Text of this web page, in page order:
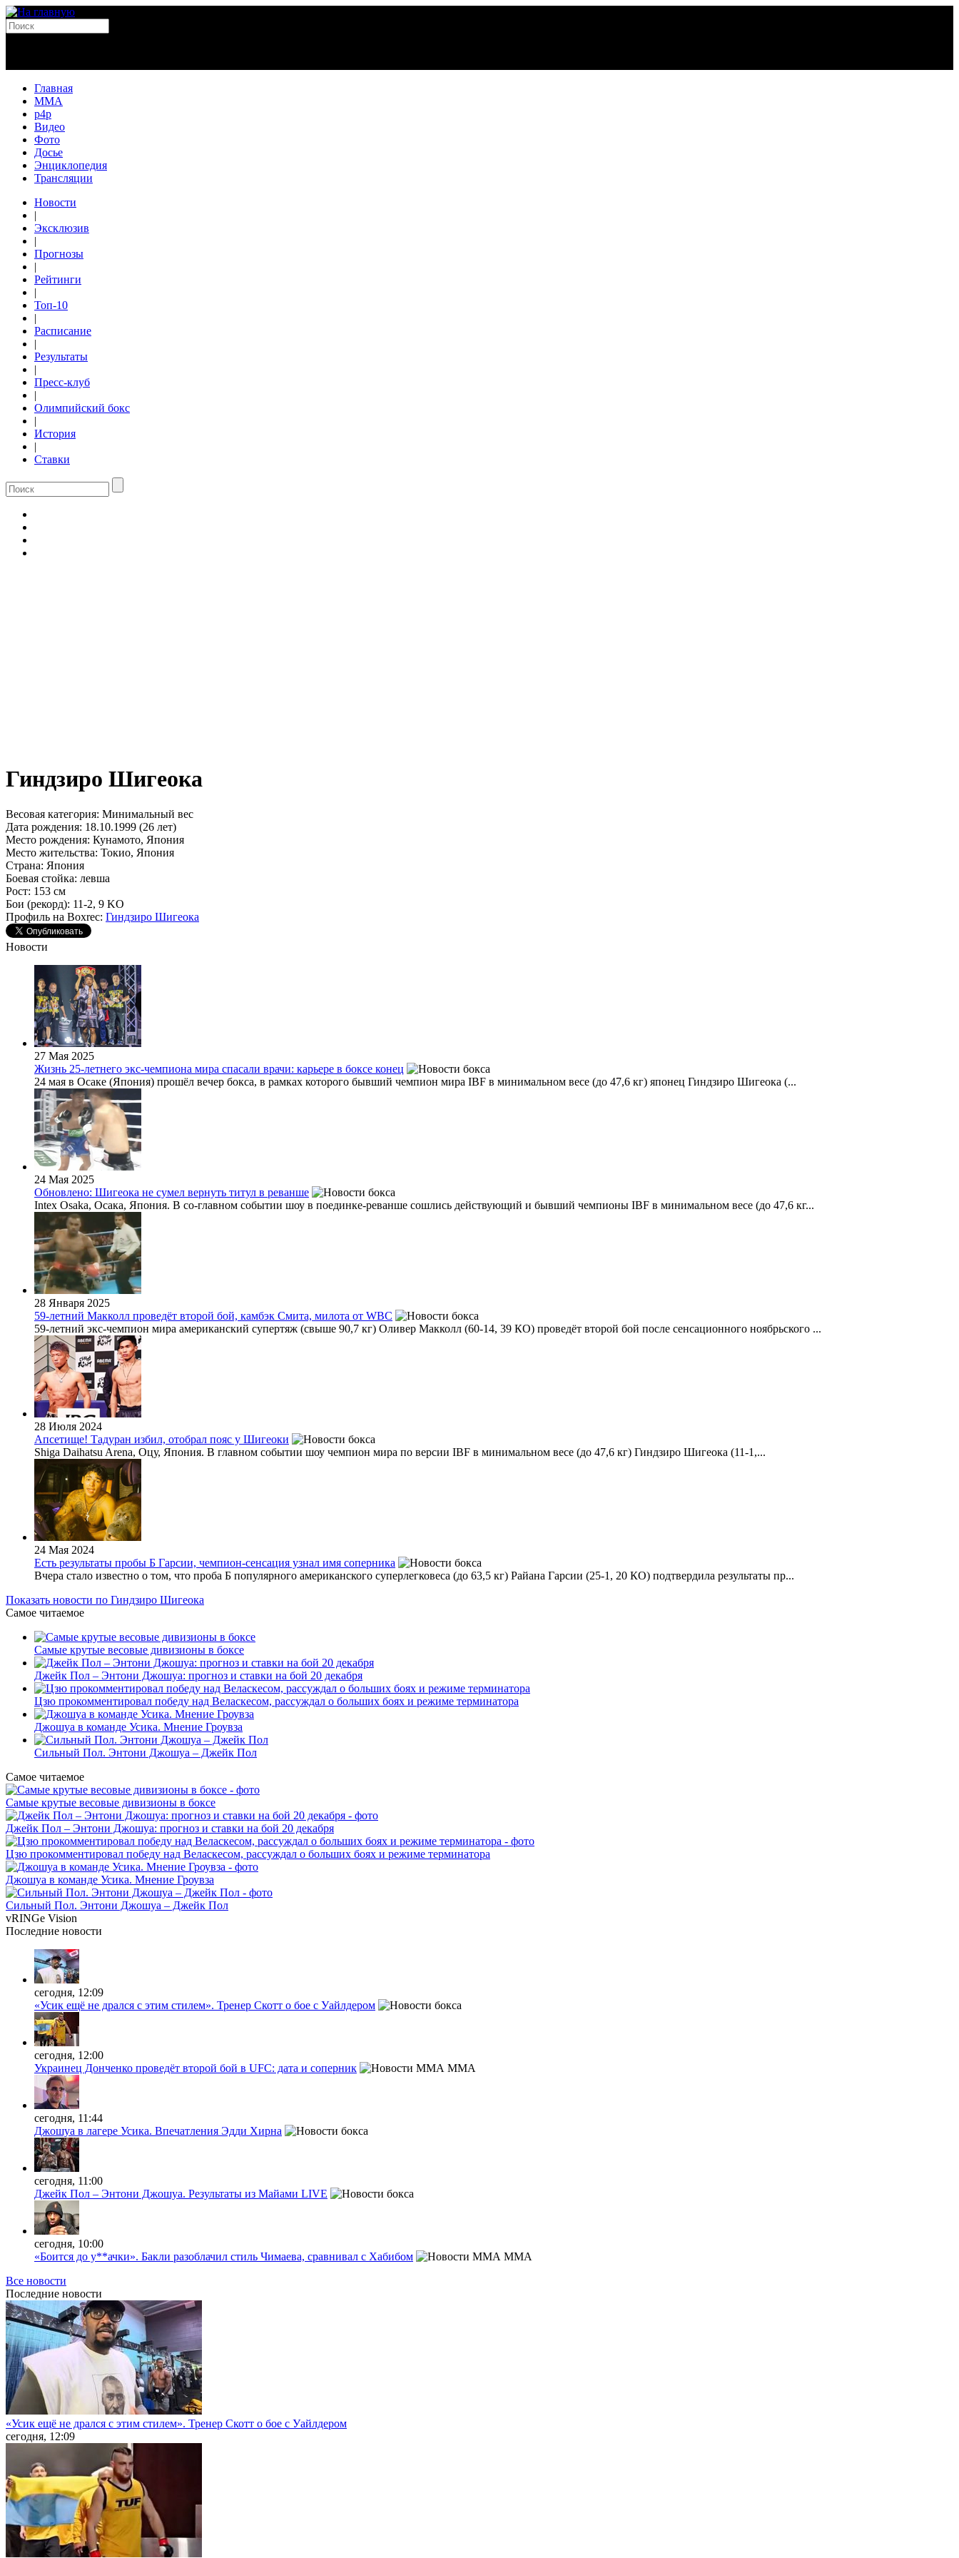
Главная
MMA
p4p
Видео
Фото
Досье
Энциклопедия
Трансляции
Новости
|
Эксклюзив
|
Прогнозы
|
Рейтинги
|
Топ-10
|
Расписание
|
Результаты
|
Пресс-клуб
|
Олимпийский бокс
|
История
|
Ставки
Гиндзиро Шигеока
Весовая категория: Минимальный вес
Дата рождения: 18.10.1999 (26 лет)
Место рождения: Кунамото, Япония
Место жительства: Токио, Япония
Страна: Япония
Боевая стойка: левша
Рост: 153 см
Бои (рекорд): 11-2, 9 KO
Профиль на Boxrec: Гиндзиро Шигеока
Новости
27 Мая 2025
Жизнь 25-летнего экс-чемпиона мира спасали врачи: карьере в боксе конец
24 мая в Осаке (Япония) прошёл вечер бокса, в рамках которого бывший чемпион мира IBF в минимальном весе (до 47,6 кг) японец Гиндзиро Шигеока (...
24 Мая 2025
Обновлено: Шигеока не сумел вернуть титул в реванше
Intex Osaka, Осака, Япония. В со-главном событии шоу в поединке-реванше сошлись действующий и бывший чемпионы IBF в минимальном весе (до 47,6 кг...
28 Января 2025
59-летний Макколл проведёт второй бой, камбэк Смита, милота от WBC
59-летний экс-чемпион мира американский супертяж (свыше 90,7 кг) Оливер Макколл (60-14, 39 КО) проведёт второй бой после сенсационного ноябрьского ...
28 Июля 2024
Апсетище! Тадуран избил, отобрал пояс у Шигеоки
Shiga Daihatsu Arena, Оцу, Япония. В главном событии шоу чемпион мира по версии IBF в минимальном весе (до 47,6 кг) Гиндзиро Шигеока (11-1,...
24 Мая 2024
Есть результаты пробы Б Гарсии, чемпион-сенсация узнал имя соперника
Вчера стало известно о том, что проба Б популярного американского суперлегковеса (до 63,5 кг) Райана Гарсии (25-1, 20 КО) подтвердила результаты пр...
Показать новости по Гиндзиро Шигеока
Самое читаемое
Самые крутые весовые дивизионы в боксе
Джейк Пол – Энтони Джошуа: прогноз и ставки на бой 20 декабря
Цзю прокомментировал победу над Веласкесом, рассуждал о больших боях и режиме терминатора
Джошуа в команде Усика. Мнение Гроувза
Сильный Пол. Энтони Джошуа – Джейк Пол
Самое читаемое
Самые крутые весовые дивизионы в боксе
Джейк Пол – Энтони Джошуа: прогноз и ставки на бой 20 декабря
Цзю прокомментировал победу над Веласкесом, рассуждал о больших боях и режиме терминатора
Джошуа в команде Усика. Мнение Гроувза
Сильный Пол. Энтони Джошуа – Джейк Пол
vRINGe Vision
Последние новости
сегодня, 12:09
«Усик ещё не дрался с этим стилем». Тренер Скотт о бое с Уайлдером
сегодня, 12:00
Украинец Донченко проведёт второй бой в UFC: дата и соперник
MMA
сегодня, 11:44
Джошуа в лагере Усика. Впечатления Эдди Хирна
сегодня, 11:00
Джейк Пол – Энтони Джошуа. Результаты из Майами LIVE
сегодня, 10:00
«Боится до у**ачки». Бакли разоблачил стиль Чимаева, сравнивал с Хабибом
MMA
Все новости
Последние новости
«Усик ещё не дрался с этим стилем». Тренер Скотт о бое с Уайлдером
сегодня, 12:09